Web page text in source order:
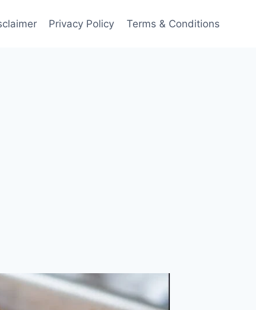
Privacy Policy Terms & Conditions